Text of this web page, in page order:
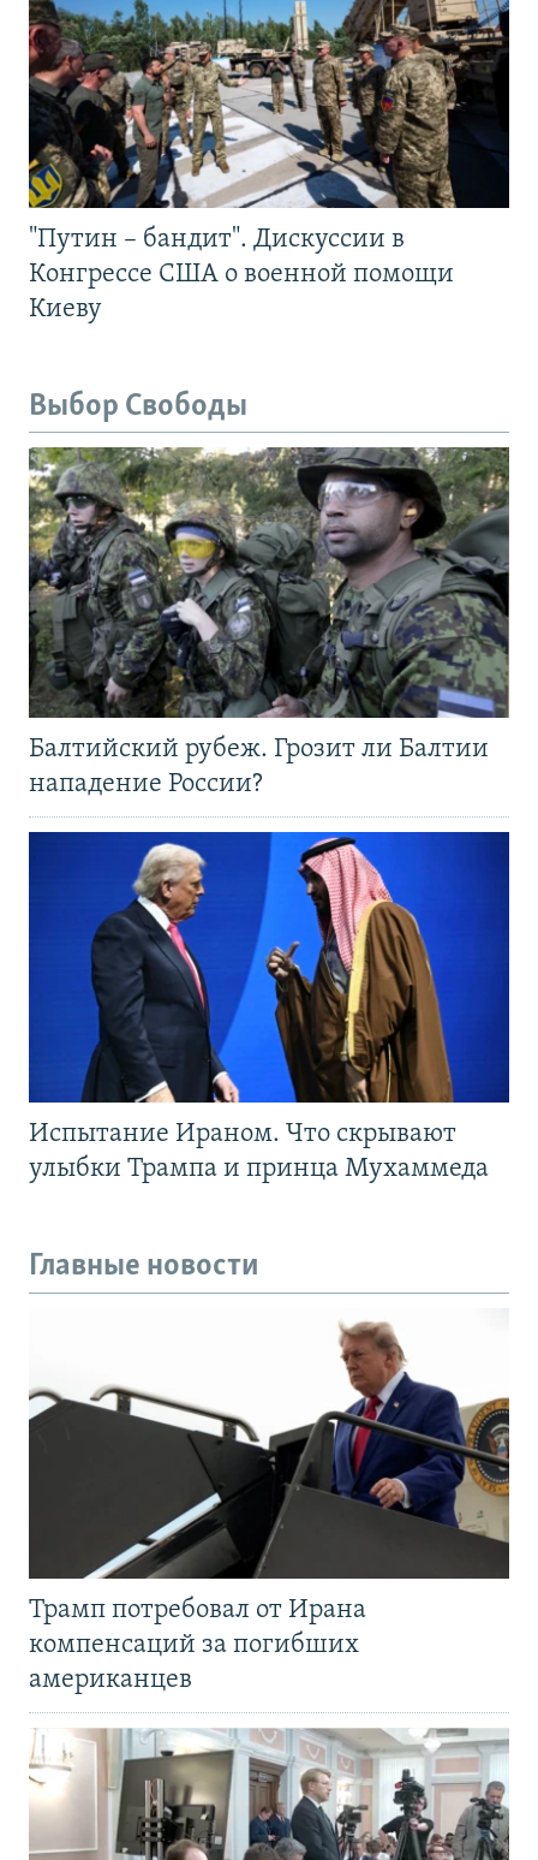
"Путин – бандит". Дискуссии в
Конгрессе США о военной помощи
Киеву
Выбор Свободы
Балтийский рубеж. Грозит ли Балтии
нападение России?
Испытание Ираном. Что скрывают
улыбки Трампа и принца Мухаммеда
Главные новости
Трамп потребовал от Ирана
компенсаций за погибших
американцев